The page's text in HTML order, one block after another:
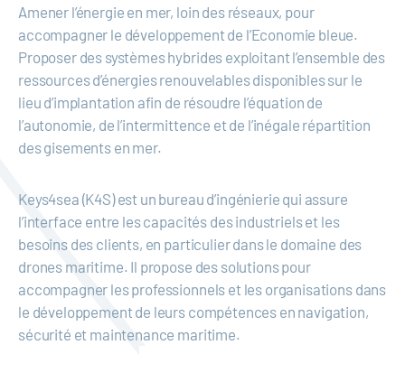
Amener l’énergie en mer, loin des réseaux, pour
accompagner le développement de l’Economie bleue.
Proposer des systèmes hybrides exploitant l’ensemble des
ressources d’énergies renouvelables disponibles sur le
lieu d’implantation afin de résoudre l’équation de
l’autonomie, de l’intermittence et de l’inégale répartition
des gisements en mer.
Keys4sea (K4S) est un bureau d’ingénierie qui assure
l’interface entre les capacités des industriels et les
besoins des clients, en particulier dans le domaine des
drones maritime. Il propose des solutions pour
accompagner les professionnels et les organisations dans
le développement de leurs compétences en navigation,
sécurité et maintenance maritime.